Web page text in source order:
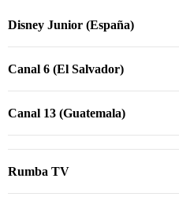
Disney Junior (España)
Canal 6 (El Salvador)
Canal 13 (Guatemala)
Rumba TV